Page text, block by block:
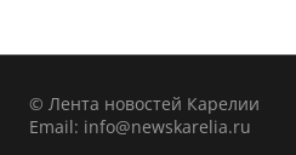
© Лента новостей Карелии
Email: info@newskarelia.ru